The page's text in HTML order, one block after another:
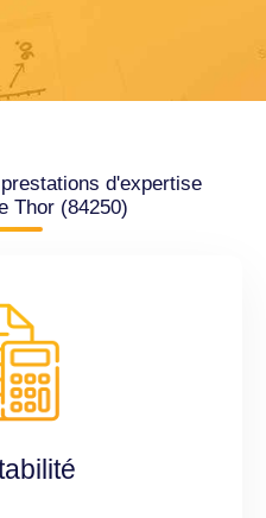
d'expertise
Thor (84250)